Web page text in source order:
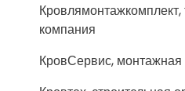
компания
КровСервис,